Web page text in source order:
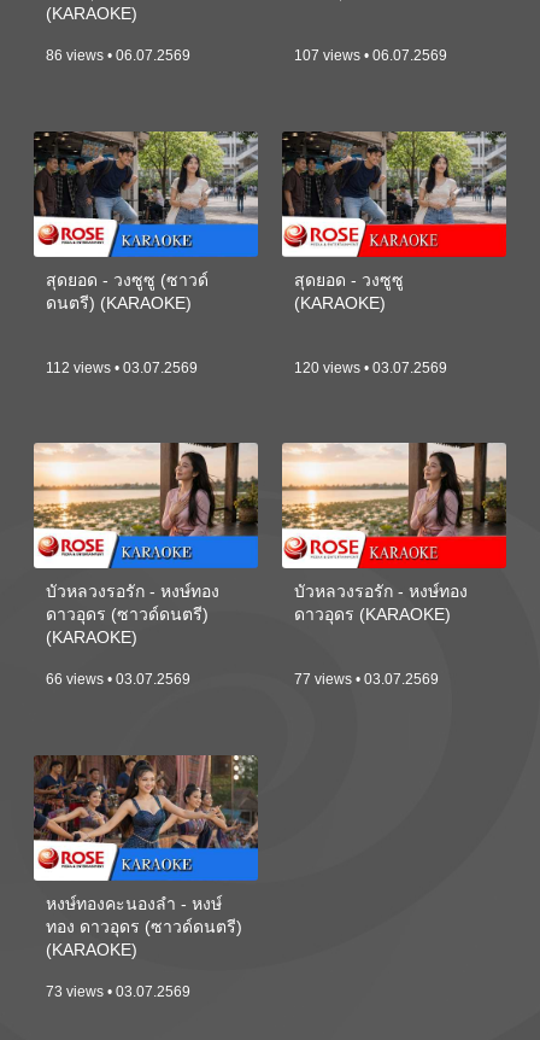
(KARAOKE)
86 views • 06.07.2569 107 views • 06.07.2569
สุดยอด - วงซูซู (ซาวด์
ดนตรี) (KARAOKE)
112 views • 03.07.2569
สุดยอด - วงซูซู
(KARAOKE)
120 views • 03.07.2569
บัวหลวงรอรัก - หงษ์ทอง
ดาวอุดร (ซาวด์ดนตรี)
(KARAOKE)
66 views • 03.07.2569
บัวหลวงรอรัก - หงษ์ทอง
ดาวอุดร (KARAOKE)
77 views • 03.07.2569
หงษ์ทองคะนองลำ - หงษ์
ทอง ดาวอุดร (ซาวด์ดนตรี)
(KARAOKE)
73 views • 03.07.2569